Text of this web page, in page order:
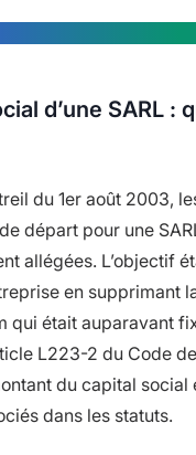
d’une SARL :
du 1er août 2003,
départ pour une
allégées. L’objectif
en supprimant
qui était auparavant
L223-2 du Code
du capital social
dans les statuts.